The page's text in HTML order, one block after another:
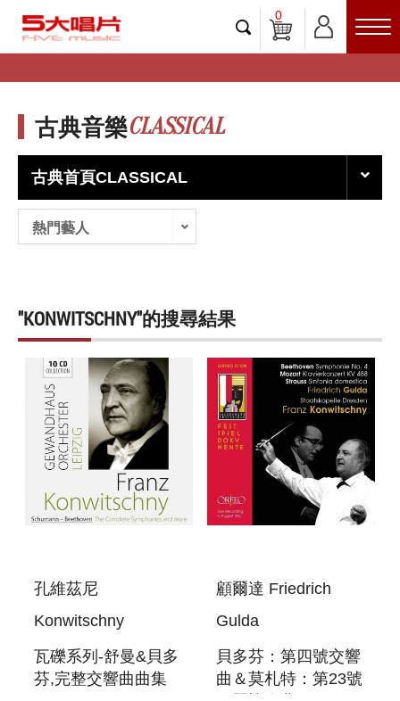
0
古典音樂CLASSICAL
古典首頁CLASSICAL
熱門藝人
"KONWITSCHNY"的搜尋結果
孔維茲尼
Konwitschny
瓦礫系列-舒曼&貝多
芬,完整交響曲曲集
顧爾達 Friedrich
Gulda
貝多芬：第四號交響
曲＆莫札特：第23號